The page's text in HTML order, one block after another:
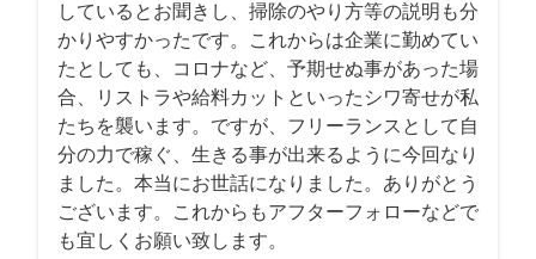
しているとお聞きし、掃除のやり方等の説明も分
かりやすかったです。これからは企業に勤めてい
たとしても、コロナなど、予期せぬ事があった場
合、リストラや給料カットといったシワ寄せが私
たちを襲います。ですが、フリーランスとして自
分の力で稼ぐ、生きる事が出来るように今回なり
ました。本当にお世話になりました。ありがとう
ございます。これからもアフターフォローなどで
も宜しくお願い致します。